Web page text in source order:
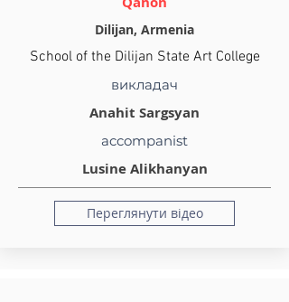
Dilijan, Armenia
School of the Dilijan State Art College
викладач
Anahit Sargsyan
accompanist
Lusine Alikhanyan
Переглянути відео